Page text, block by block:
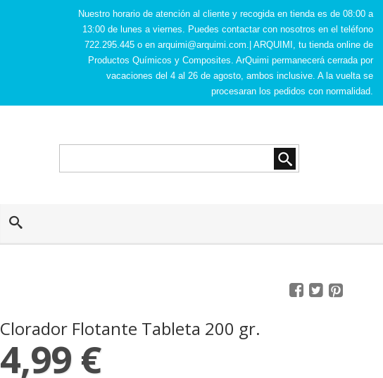
Nuestro horario de atención al cliente y recogida en tienda es de 08:00 a
13:00 de lunes a viernes. Puedes contactar con nosotros en el teléfono
722.295.445 o en arquimi@arquimi.com.| ARQUIMI, tu tienda online de
Productos Químicos y Composites. ArQuimi permanecerá cerrada por
vacaciones del 4 al 26 de agosto, ambos inclusive. A la vuelta se
procesaran los pedidos con normalidad.
Clorador Flotante Tableta 200 gr.
4,99 €